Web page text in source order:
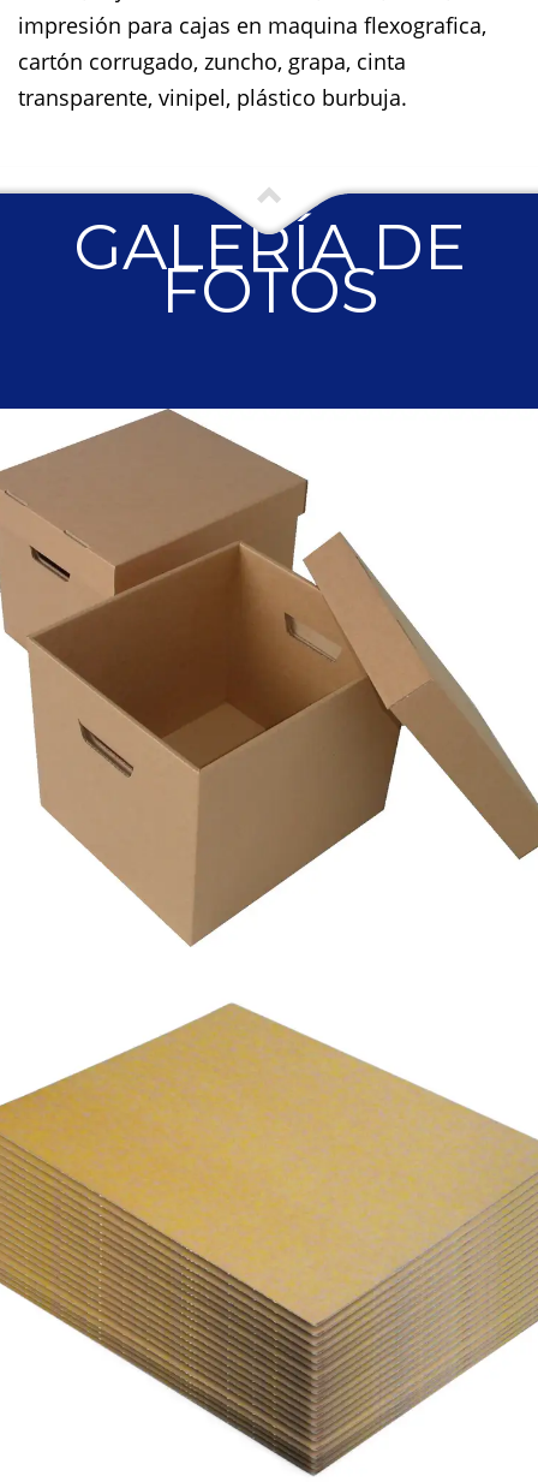
impresión para cajas en maquina flexografica,
cartón corrugado, zuncho, grapa, cinta
transparente, vinipel, plástico burbuja.
GALERÍA DE
FOTOS